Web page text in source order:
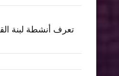
تعرف أنشطة لبنة